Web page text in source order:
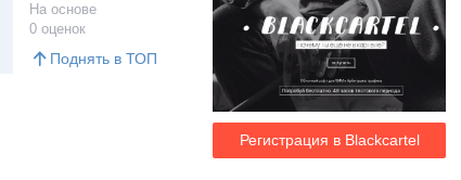
Регистрация в Blackcartel
На основе
0 оценок
Поднять в ТОП